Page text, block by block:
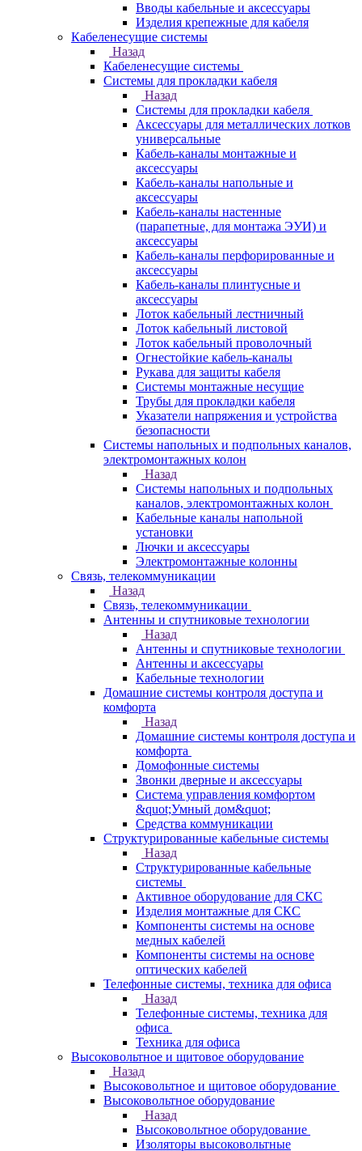
Вводы кабельные и аксессуары
Изделия крепежные для кабеля
Кабеленесущие системы
Назад
Кабеленесущие системы
Системы для прокладки кабеля
Назад
Системы для прокладки кабеля
Аксессуары для металлических лотков
универсальные
Кабель-каналы монтажные и
аксессуары
Кабель-каналы напольные и
аксессуары
Кабель-каналы настенные
(парапетные, для монтажа ЭУИ) и
аксессуары
Кабель-каналы перфорированные и
аксессуары
Кабель-каналы плинтусные и
аксессуары
Лоток кабельный лестничный
Лоток кабельный листовой
Лоток кабельный проволочный
Огнестойкие кабель-каналы
Рукава для защиты кабеля
Системы монтажные несущие
Трубы для прокладки кабеля
Указатели напряжения и устройства
безопасности
Системы напольных и подпольных каналов,
электромонтажных колон
Назад
Системы напольных и подпольных
каналов, электромонтажных колон
Кабельные каналы напольной
установки
Лючки и аксессуары
Электромонтажные колонны
Связь, телекоммуникации
Назад
Связь, телекоммуникации
Антенны и спутниковые технологии
Назад
Антенны и спутниковые технологии
Антенны и аксессуары
Кабельные технологии
Домашние системы контроля доступа и
комфорта
Назад
Домашние системы контроля доступа и
комфорта
Домофонные системы
Звонки дверные и аксессуары
Система управления комфортом
&quot;Умный дом&quot;
Средства коммуникации
Структурированные кабельные системы
Назад
Структурированные кабельные
системы
Активное оборудование для СКС
Изделия монтажные для СКС
Компоненты системы на основе
медных кабелей
Компоненты системы на основе
оптических кабелей
Телефонные системы, техника для офиса
Назад
Телефонные системы, техника для
офиса
Техника для офиса
Высоковольтное и щитовое оборудование
Назад
Высоковольтное и щитовое оборудование
Высоковольтное оборудование
Назад
Высоковольтное оборудование
Изоляторы высоковольтные